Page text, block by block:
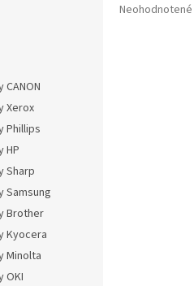
Xerox
Phillips
HP
Sharp
Samsung
Brother
Kyocera
Minolta
OKI
Priemerné
Neohodnotené